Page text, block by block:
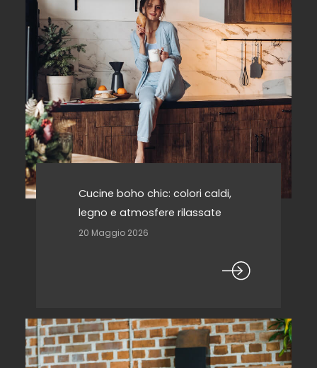
Cucine boho chic: colori caldi,
legno e atmosfere rilassate
20 Maggio 2026